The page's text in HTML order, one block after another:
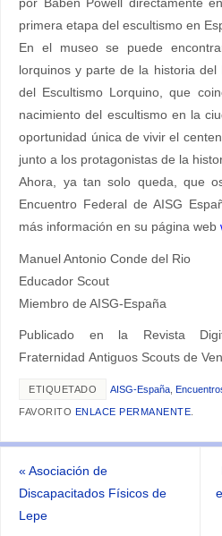
por Baben Powell directamente
primera etapa del escultismo en
En el museo se puede
lorquinos y parte de la historia del
del Escultismo Lorquino, que
nacimiento del escultismo en la
oportunidad única de vivir el
junto a los protagonistas de la
Ahora, ya tan solo queda, que
Encuentro Federal de AISG
más información en su página web
Manuel Antonio Conde del Rio
Educador Scout
Miembro de AISG-España
Publicado en la Revista
Fraternidad Antiguos Scouts de
ETIQUETADO AISG-España
FAVORITO ENLACE PERMANENTE
« Asociación de
Discapacitados Físicos de
Lepe